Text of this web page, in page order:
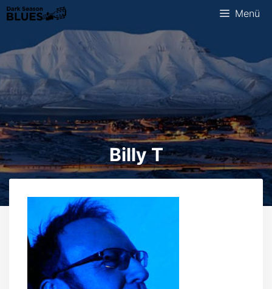
Zum
Inhalt
springen
Menü
Billy T